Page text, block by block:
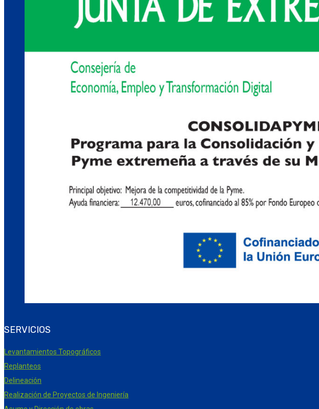
SERVICIOS
Levantamientos Topográficos
Replanteos
Delineación
Realización de Proyectos de Ingeniería